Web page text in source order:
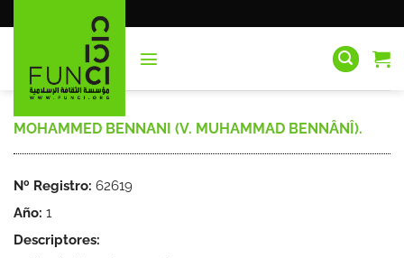
al
MOHAMMED BENNANI (V. MUHAMMAD BENNÂNÎ).
Nº Registro: 62619
Año: 1
Descriptores: